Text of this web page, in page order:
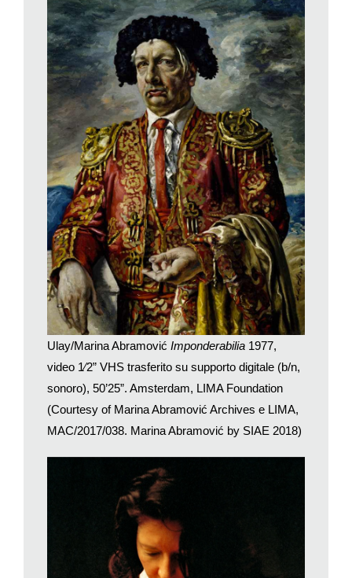
riproposta giornalmente èImponderabiliadalle 11.30 alle 19.30
e il giovedì fino alle 21.30.
Si tratta della performance più semplice e quindi facilmente
riproducibile. Di grande impatto perché coinvolge un uomo e
una donna completamente nudi; il che al giorno d’oggi ha del
miracoloso, visti i tempi che corrono. La prima volta è stata
realizzata da Marina Abramović e dal compagno Ulay nel
giugno 1977 alla Galleria comunale d’arte moderna di Bologna.
In quell’occasione i due artisti hanno trascorso 90 minuti nudi,
vicini uno di fronte all’altra. Fra loro i visitatori dovevano
passare per entrare nel museo volgendosi verso l’uno o l’altra.
Dopo 90 minuti ha fatto irruzione la polizia per bloccare tutto.
Ulay è stato il grande amore di Marina. Assieme hanno
realizzato tante performance, utilizzando il loro corpo in un
abbraccio totale fra scontro e incontro, dal 1976, anno in cui
Marina si è trasferita ad Amsterdam per vivere con lui. Un
sodalizio struggente, fatto di viaggi, meditazioni, performance
estreme. Sino al 1988 conThe Lovers, quando entrambi,
hanno attraversato in 90 giorni la Grande muraglia cinese per
incontrarsi a metà strada e dirsi addio. L’idea era nata otto anni
prima ed era quella, appunto, di incontrarsi a metà strada e
sposarsi. «La storia epica», scrive Marina, «di due amanti che
sono rivisti nel 2010 quando al Museum of Modern Art di New
York Marina ha realizzato una performance dal titolo
nella quale per 736 ore ha mantenuto il contatto
visivo con 1675 visitatori seduti di fronte a lei. In
quell’occasione si è seduto anche Ulay. E hanno pianto
assieme, senza parlare.
Ulay/Marina Abramović Imponderabilia 1977,
video 1⁄2” VHS trasferito su supporto digitale (b/n,
sonoro), 50’25”. Amsterdam, LIMA Foundation
(Courtesy of Marina Abramović Archives e LIMA,
MAC/2017/038. Marina Abramović by SIAE 2018)